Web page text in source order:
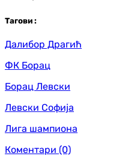
Тагови :
Далибор Драгић
ФК Борац
Борац Левски
Левски Софија
Лига шампиона
Коментари (0)